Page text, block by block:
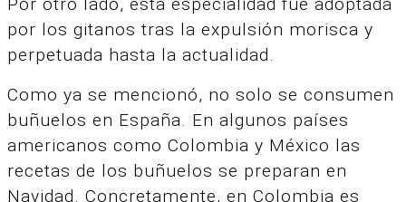
Por otro lado, esta especialidad fue adoptada
por los gitanos tras la expulsión morisca y
perpetuada hasta la actualidad.
Como ya se mencionó, no solo se consumen
buñuelos en España. En algunos países
americanos como Colombia y México las
recetas de los buñuelos se preparan en
Navidad. Concretamente, en Colombia es